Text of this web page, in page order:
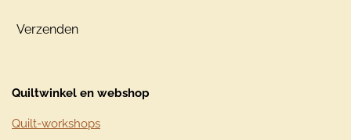
Verzenden
Quiltwinkel en webshop
Quilt-workshops